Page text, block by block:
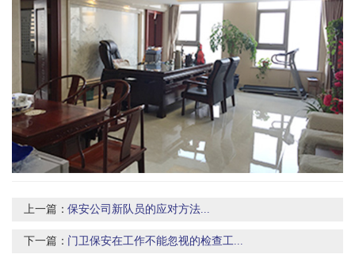
上一篇：保安公司新队员的应对方法...
下一篇： 门卫保安在工作不能忽视的检查工...